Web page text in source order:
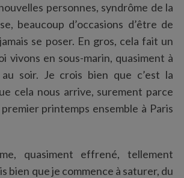
personnes, syndrôme de la
beaucoup d’occasions d’être de
se poser. En gros, cela fait un
vivons en sous-marin, quasiment à
soir. Je crois bien que c’est la
cela nous arrive, surement parce
printemps ensemble à Paris
quasiment effrené, tellement
bien que je commence à saturer, du